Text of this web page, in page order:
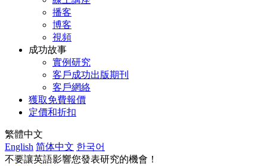
播客
博客
視頻
成功故事
實例研究
客戶成功出版期刊
客戶網絡
獲取免費報價
定價和折扣
繁體中文
English 简体中文 한국어
不要讓英語影響您發表研究的機會！